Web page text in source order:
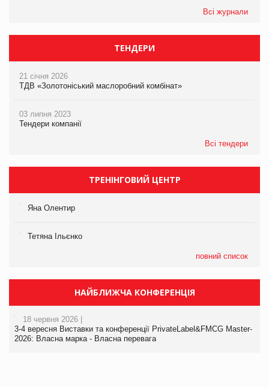
Всі журнали
ТЕНДЕРИ
21 січня 2026
ТДВ «Золотоніський маслоробний комбінат»
03 липня 2023
Тендери компанії
Всі тендери
ТРЕНІНГОВИЙ ЦЕНТР
Яна Олентир
Тетяна Ільєнко
повний список
НАЙБЛИЖЧА КОНФЕРЕНЦІЯ
18 червня 2026 |
3-4 вересня Виставки та конференції PrivateLabel&FMCG Master-
2026: Власна марка - Власна перевага